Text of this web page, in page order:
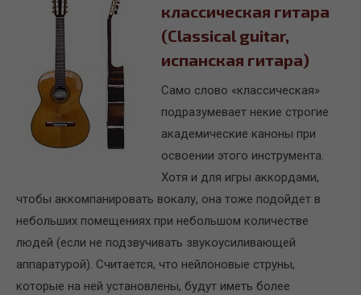
классическая гитара
(Classical guitar,
испанская гитара)
Само слово «классическая»
подразумевает некие строгие
академические каноны при
освоении этого инструмента.
Хотя и для игры аккордами,
чтобы аккомпанировать вокалу, она тоже подойдет в
небольших помещениях при небольшом количестве
людей (если не подзвучивать звукоусиливающей
аппаратурой). Считается, что нейлоновые струны,
которые на ней установлены, будут иметь более